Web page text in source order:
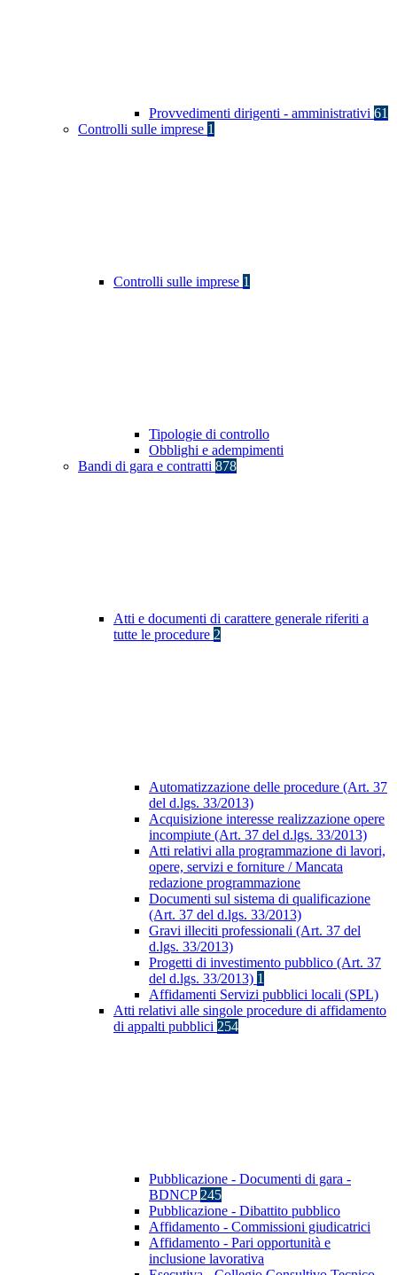
Provvedimenti dirigenti - amministrativi 61
Controlli sulle imprese 1
Controlli sulle imprese 1
Tipologie di controllo
Obblighi e adempimenti
Bandi di gara e contratti 878
Atti e documenti di carattere generale riferiti a
tutte le procedure 2
Automatizzazione delle procedure (Art. 37
del d.lgs. 33/2013)
Acquisizione interesse realizzazione opere
incompiute (Art. 37 del d.lgs. 33/2013)
Atti relativi alla programmazione di lavori,
opere, servizi e forniture / Mancata
redazione programmazione
Documenti sul sistema di qualificazione
(Art. 37 del d.lgs. 33/2013)
Gravi illeciti professionali (Art. 37 del
d.lgs. 33/2013)
Progetti di investimento pubblico (Art. 37
del d.lgs. 33/2013) 1
Affidamenti Servizi pubblici locali (SPL)
Atti relativi alle singole procedure di affidamento
di appalti pubblici 254
Pubblicazione - Documenti di gara -
BDNCP 245
Pubblicazione - Dibattito pubblico
Affidamento - Commissioni giudicatrici
Affidamento - Pari opportunità e
inclusione lavorativa